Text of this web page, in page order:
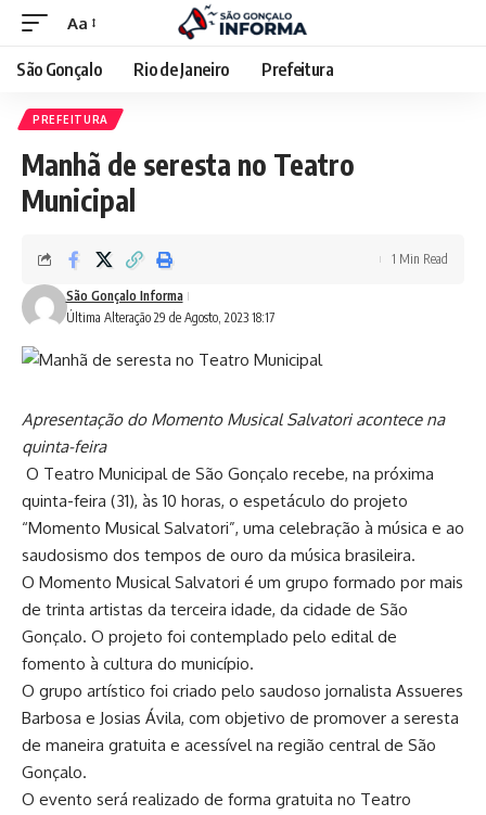
Aa
São Gonçalo Rio de Janeiro Prefeitura
PREFEITURA
Manhã de seresta no Teatro
Municipal
Última Alteração 29 de Agosto, 2023 18:17
São Gonçalo Informa
1 Min Read
Apresentação do Momento Musical Salvatori acontece na
quinta-feira
O Teatro Municipal de São Gonçalo recebe, na próxima
quinta-feira (31), às 10 horas, o espetáculo do projeto
“Momento Musical Salvatori”, uma celebração à música e ao
saudosismo dos tempos de ouro da música brasileira.
O Momento Musical Salvatori é um grupo formado por mais
de trinta artistas da terceira idade, da cidade de São
Gonçalo. O projeto foi contemplado pelo edital de
fomento à cultura do município.
O grupo artístico foi criado pelo saudoso jornalista Assueres
Barbosa e Josias Ávila, com objetivo de promover a seresta
de maneira gratuita e acessível na região central de São
Gonçalo.
O evento será realizado de forma gratuita no Teatro